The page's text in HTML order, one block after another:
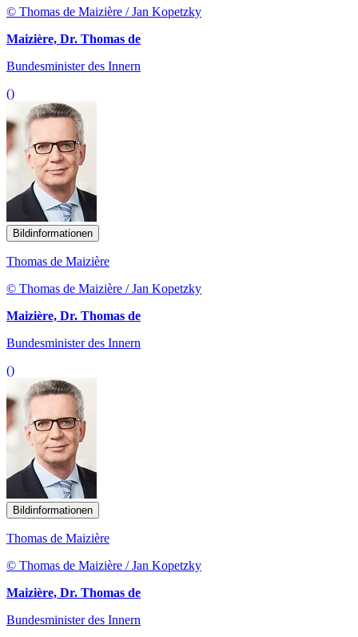
© Thomas de Maizière / Jan Kopetzky
Maizière, Dr. Thomas de
Bundesminister des Innern
()
Bildinformationen
Thomas de Maizière
© Thomas de Maizière / Jan Kopetzky
Maizière, Dr. Thomas de
Bundesminister des Innern
()
Bildinformationen
Thomas de Maizière
© Thomas de Maizière / Jan Kopetzky
Maizière, Dr. Thomas de
Bundesminister des Innern